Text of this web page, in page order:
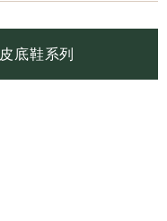
底鞋系列